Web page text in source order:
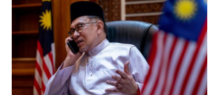
SAINS-TEKNO
KESEHATAN
INTERNASIONAL
SERBA-SERBI